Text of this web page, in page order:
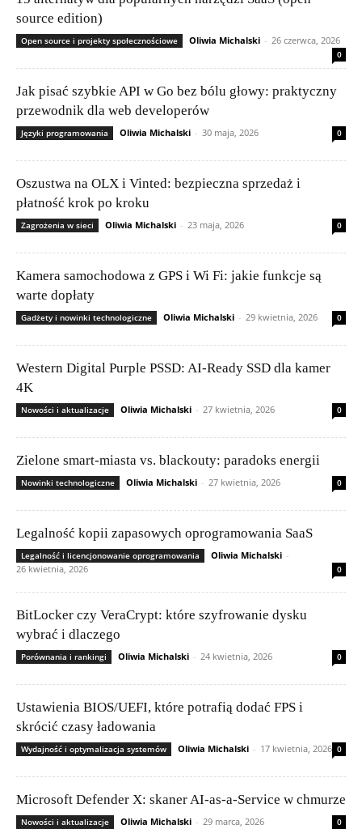
source edition)
Open source i projekty społecznościowe Oliwia Michalski - 26 czerwca, 2026
0
Jak pisać szybkie API w Go bez bólu głowy: praktyczny
przewodnik dla web developerów
Języki programowania Oliwia Michalski - 30 maja, 2026 0
Oszustwa na OLX i Vinted: bezpieczna sprzedaż i
płatność krok po kroku
Zagrożenia w sieci Oliwia Michalski - 23 maja, 2026 0
Kamera samochodowa z GPS i Wi Fi: jakie funkcje są
warte dopłaty
Gadżety i nowinki technologiczne Oliwia Michalski - 29 kwietnia, 2026 0
Western Digital Purple PSSD: AI-Ready SSD dla kamer
4K
Nowości i aktualizacje Oliwia Michalski - 27 kwietnia, 2026 0
Zielone smart-miasta vs. blackouty: paradoks energii
Nowinki technologiczne Oliwia Michalski - 27 kwietnia, 2026 0
Legalność kopii zapasowych oprogramowania SaaS
Legalność i licencjonowanie oprogramowania Oliwia Michalski -
26 kwietnia, 2026
0
BitLocker czy VeraCrypt: które szyfrowanie dysku
wybrać i dlaczego
Porównania i rankingi Oliwia Michalski - 24 kwietnia, 2026 0
Ustawienia BIOS/UEFI, które potrafią dodać FPS i
skrócić czasy ładowania
Wydajność i optymalizacja systemów Oliwia Michalski - 17 kwietnia, 2026 0
Microsoft Defender X: skaner AI-as-a-Service w chmurze
Nowości i aktualizacje Oliwia Michalski - 29 marca, 2026 0